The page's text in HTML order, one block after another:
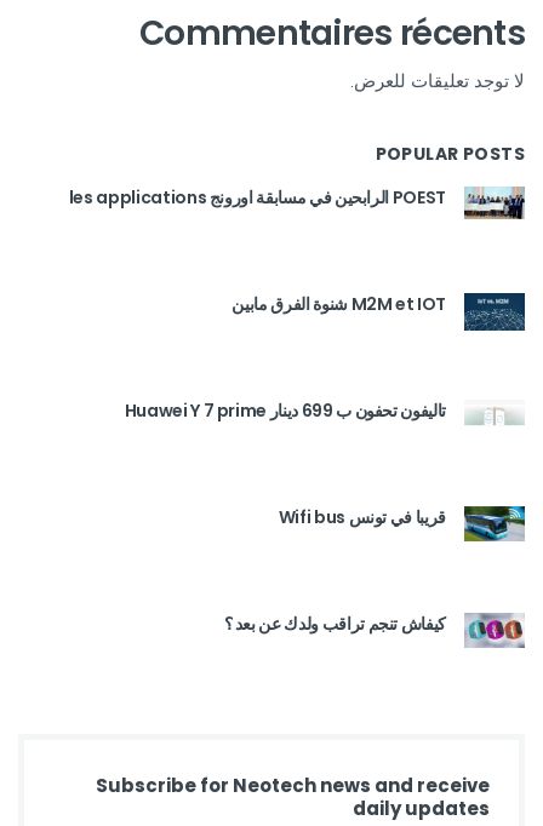
Commentaires récents
لا توجد تعليقات للعرض.
POPULAR POSTS
POEST الرابحين في مسابقة اورونج les applications
M2M et IOT شنوة الفرق مابين
تاليفون تحفون ب 699 دينار Huawei Y 7 prime
قريبا في تونس Wifi bus
كيفاش تنجم تراقب ولدك عن بعد ؟
Subscribe for Neotech news and receive
daily updates